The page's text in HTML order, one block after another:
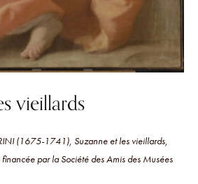
vieillards
(1675-1741), Suzanne et les vieillards,
par la Société des Amis des Musées